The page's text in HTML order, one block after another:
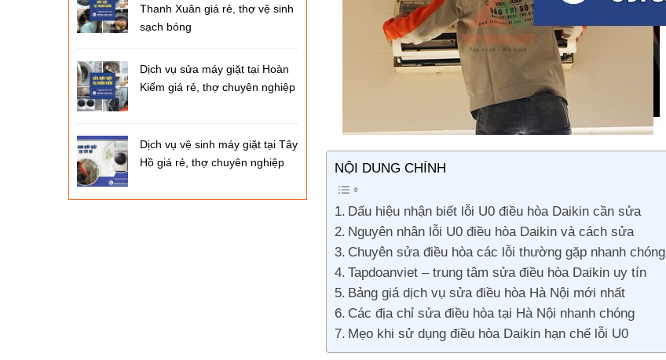
NỘI DUNG CHÍNH
Dấu hiệu nhận biết lỗi U0 điều hòa Daikin cần sửa
Nguyên nhân lỗi U0 điều hòa Daikin và cách sửa
Chuyên sửa điều hòa các lỗi thường gặp nhanh chóng
Tapdoanviet – trung tâm sửa điều hòa Daikin uy tín
Bảng giá dịch vụ sửa điều hòa Hà Nội mới nhất
Các địa chỉ sửa điều hòa tại Hà Nội nhanh chóng
Mẹo khi sử dụng điều hòa Daikin hạn chế lỗi U0
Thanh Xuân giá rẻ, thợ vệ sinh
sạch bóng
Dịch vụ sửa máy giặt tại Hoàn
Kiếm giá rẻ, thợ chuyên nghiệp
Dịch vụ vệ sinh máy giặt tại Tây
Hồ giá rẻ, thợ chuyên nghiệp